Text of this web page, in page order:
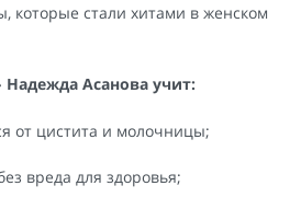
стали хитами в женском
Надежда Асанова учит:
от цистита и молочницы;
вреда для здоровья;